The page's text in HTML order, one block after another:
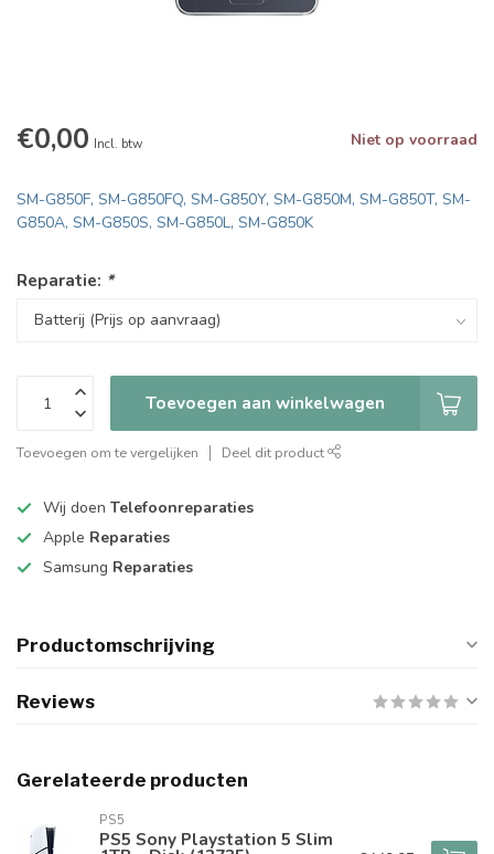
€0,00 Incl. btw Niet op voorraad
SM-G850F, SM-G850FQ, SM-G850Y, SM-G850M, SM-G850T, SM-
G850A, SM-G850S, SM-G850L, SM-G850K
Reparatie: *
Toevoegen aan winkelwagen
Toevoegen om te vergelijken Deel dit product
Wij doen Telefoonreparaties
Apple Reparaties
Samsung Reparaties
Productomschrijving
Reviews
Gerelateerde producten
PS5
PS5 Sony Playstation 5 Slim